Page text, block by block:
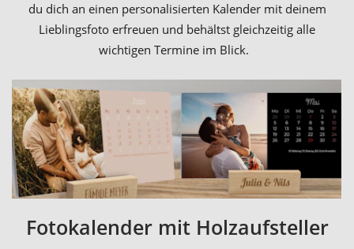
du dich an einen personalisierten Kalender mit deinem
Lieblingsfoto erfreuen und behältst gleichzeitig alle
wichtigen Termine im Blick.
Fotokalender mit Holzaufsteller